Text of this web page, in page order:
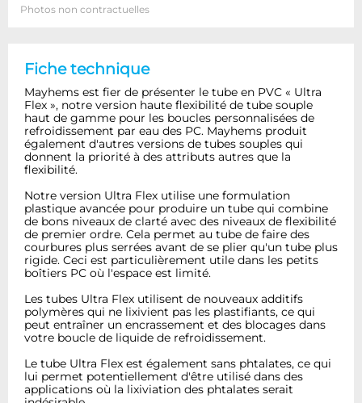
Photos non contractuelles
Fiche technique
Mayhems est fier de présenter le tube en PVC « Ultra
Flex », notre version haute flexibilité de tube souple
haut de gamme pour les boucles personnalisées de
refroidissement par eau des PC. Mayhems produit
également d'autres versions de tubes souples qui
donnent la priorité à des attributs autres que la
flexibilité.
Notre version Ultra Flex utilise une formulation
plastique avancée pour produire un tube qui combine
de bons niveaux de clarté avec des niveaux de flexibilité
de premier ordre. Cela permet au tube de faire des
courbures plus serrées avant de se plier qu'un tube plus
rigide. Ceci est particulièrement utile dans les petits
boîtiers PC où l'espace est limité.
Les tubes Ultra Flex utilisent de nouveaux additifs
polymères qui ne lixivient pas les plastifiants, ce qui
peut entraîner un encrassement et des blocages dans
votre boucle de liquide de refroidissement.
Le tube Ultra Flex est également sans phtalates, ce qui
lui permet potentiellement d'être utilisé dans des
applications où la lixiviation des phtalates serait